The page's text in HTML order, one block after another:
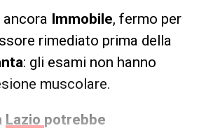
ancora Immobile, fermo per
rimediato prima della
: gli esami non hanno
muscolare.
Lazio potrebbe